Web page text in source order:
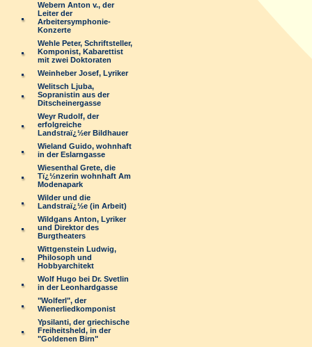
Webern Anton v., der
Leiter der
Arbeitersymphonie-
Konzerte
Wehle Peter, Schriftsteller,
Komponist, Kabarettist
mit zwei Doktoraten
Weinheber Josef, Lyriker
Welitsch Ljuba,
Sopranistin aus der
Ditscheinergasse
Weyr Rudolf, der
erfolgreiche
Landstraï¿½er Bildhauer
Wieland Guido, wohnhaft
in der Eslarngasse
Wiesenthal Grete, die
Tï¿½nzerin wohnhaft Am
Modenapark
Wilder und die
Landstraï¿½e (in Arbeit)
Wildgans Anton, Lyriker
und Direktor des
Burgtheaters
Wittgenstein Ludwig,
Philosoph und
Hobbyarchitekt
Wolf Hugo bei Dr. Svetlin
in der Leonhardgasse
"Wolferl", der
Wienerliedkomponist
Ypsilanti, der griechische
Freiheitsheld, in der
"Goldenen Birn"